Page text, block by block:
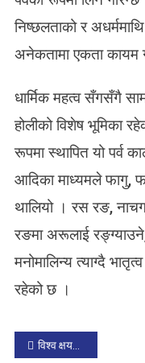
निष्छलताको र
अनेकतामा एकता कायम
धार्मिक महत्व सँगसँगै
होलीको विशेष भूमिका
रूपमा स्थापित यो पर्व
आदिका माध्यमले फागु,
थालियो । रस रङ,
रङमा अरूलाई
मनोमालिन्य त्याग्दै
रहेको छ ।
P
विश्व क्षयरोग दिवसः बालबालिकामा हुने क्षयरोगबारे अध्ययन हुनसकेन